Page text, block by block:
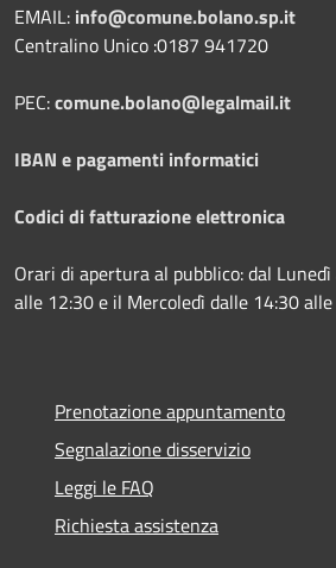
EMAIL: info@comune.bolano.sp.it
Centralino Unico :0187 941720
PEC:comune.bolano@legalmail.it
IBAN e pagamenti informatici
Codici di fatturazione elettronica
Orari di apertura al pubblico: dal
alle 12:30 e il Mercoledì dalle 14:30
Prenotazione appuntamento
Segnalazione disservizio
Leggi le FAQ
Richiesta assistenza